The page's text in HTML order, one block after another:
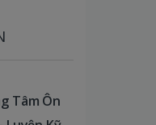
Tâm Ôn